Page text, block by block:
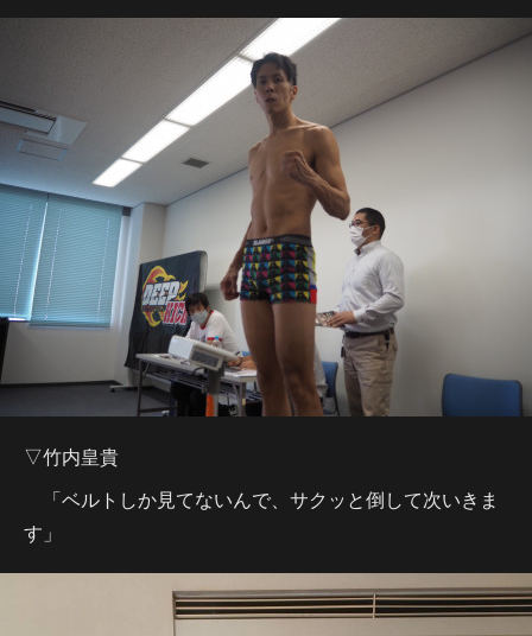
▽竹内皇貴
「ベルトしか見てないんで、サクッと倒して次いきま
す」